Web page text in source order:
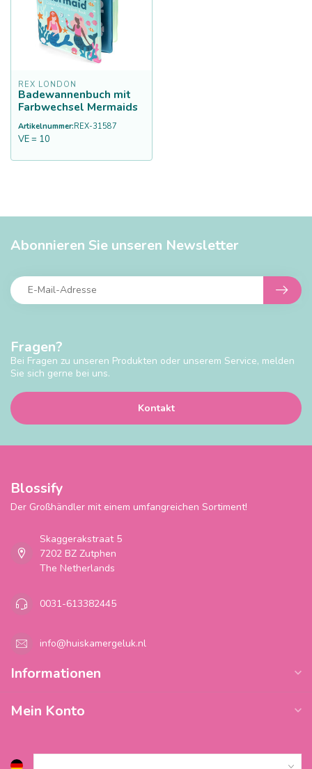
REX LONDON
Badewannenbuch mit
Farbwechsel Mermaids
Artikelnummer:REX-31587
VE = 10
Fragen?
Bei Fragen zu unseren Produkten oder unserem Service, melden
Sie sich gerne bei uns.
Kontakt
Abonnieren Sie unseren Newsletter
Blossify
Der Großhändler mit einem umfangreichen Sortiment!
Skaggerakstraat 5
7202 BZ Zutphen
The Netherlands
0031-613382445
info@huiskamergeluk.nl
Informationen
Mein Konto